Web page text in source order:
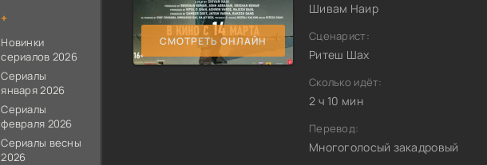
СМОТРЕТЬ ОНЛАЙН
Шивам Наир
Сценарист:
Ритеш Шах
Сколько идёт:
2 ч 10 мин
Перевод:
Многоголосый закадровый
+
Новинки
сериалов 2026
Сериалы
января 2026
Сериалы
февраля 2026
Сериалы весны
2026